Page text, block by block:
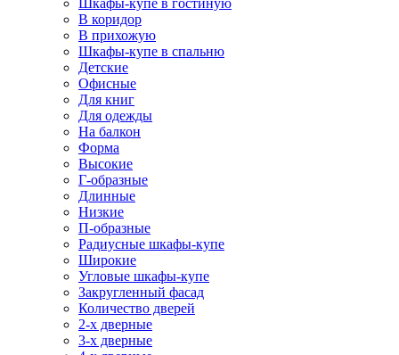
Шкафы-купе в гостиную
В коридор
В прихожую
Шкафы-купе в спальню
Детские
Офисные
Для книг
Для одежды
На балкон
Форма
Высокие
Г-образные
Длинные
Низкие
П-образные
Радиусные шкафы-купе
Широкие
Угловые шкафы-купе
Закругленный фасад
Количество дверей
2-х дверные
3-х дверные